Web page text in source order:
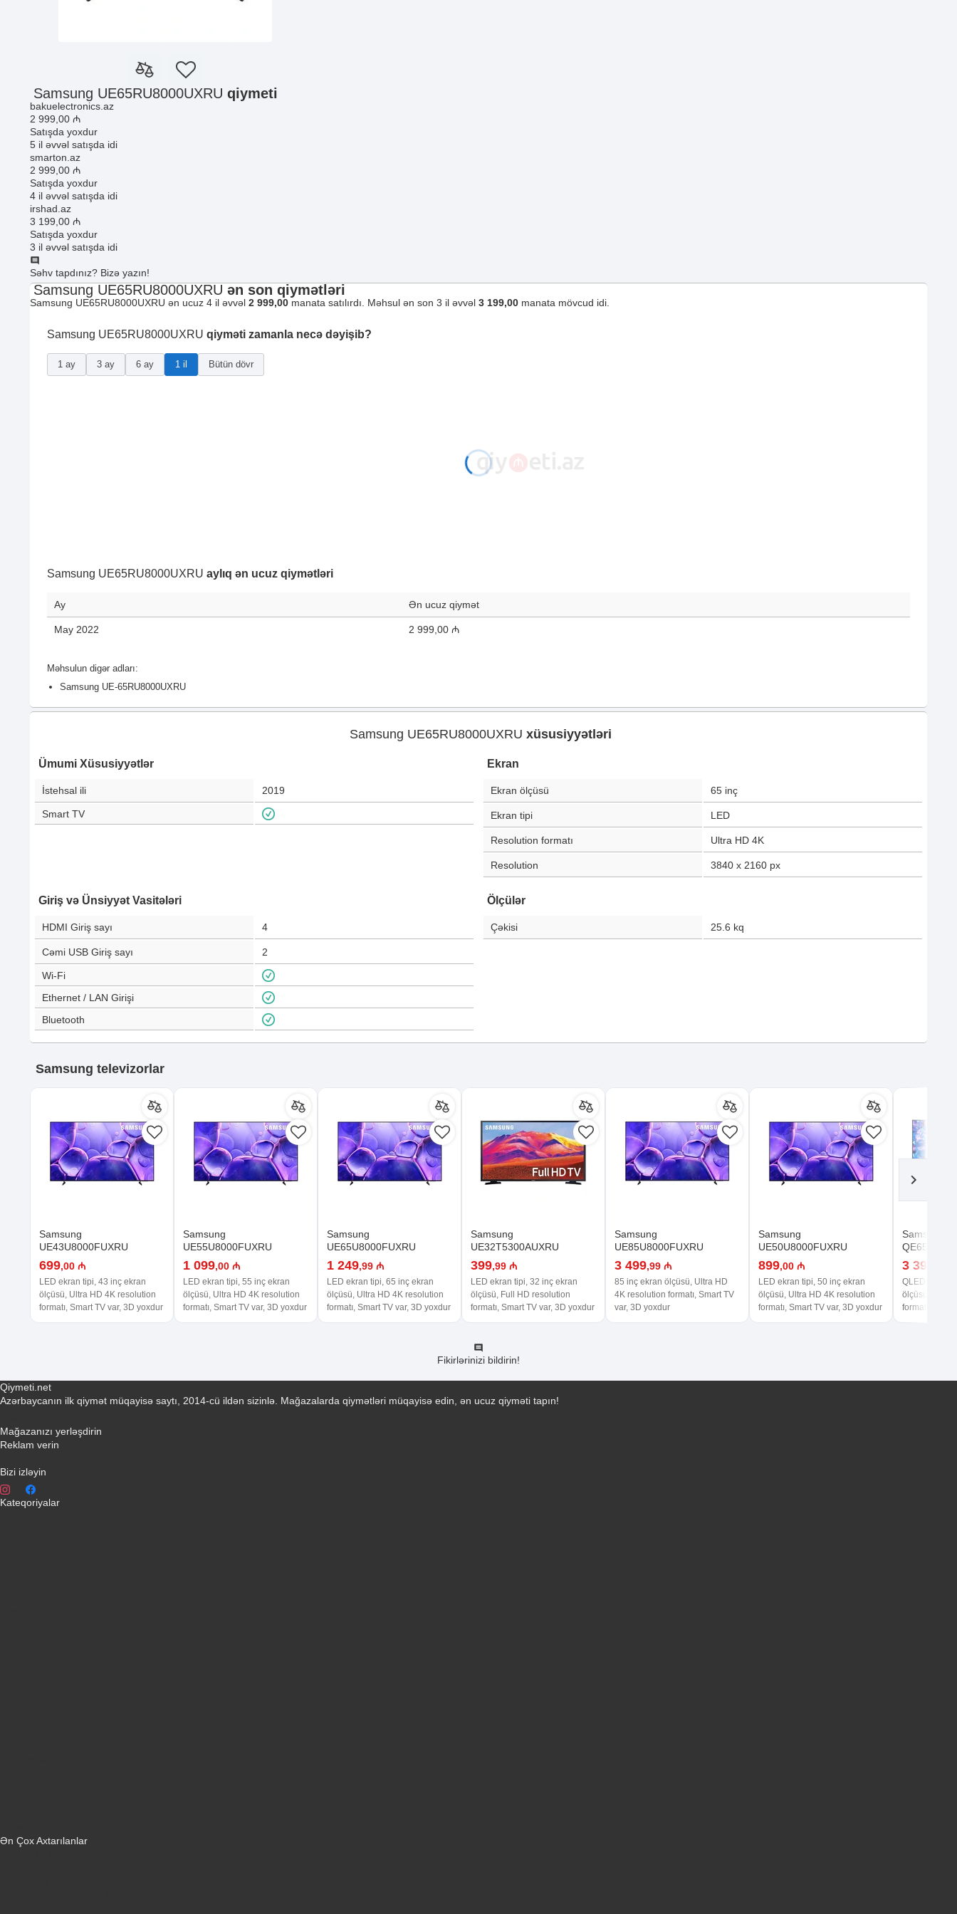
Samsung UE65RU8000UXRU qiymeti
bakuelectronics.az
2 999 ,00 ₼
Satışda yoxdur
5 il əvvəl satışda idi
smarton.az
2 999 ,00 ₼
Satışda yoxdur
4 il əvvəl satışda idi
irshad.az
3 199 ,00 ₼
Satışda yoxdur
3 il əvvəl satışda idi
Səhv tapdınız? Bizə yazın!
Samsung UE65RU8000UXRU ən son qiymətləri
Samsung UE65RU8000UXRU ən ucuz 4 il əvvəl 2 999,00 manata satılırdı. Məhsul ən son 3 il əvvəl 3 199,00 manata mövcud idi.
Samsung UE65RU8000UXRU qiyməti zamanla necə dəyişib?
1 ay 3 ay 6 ay 1 il Bütün dövr
Samsung UE65RU8000UXRU aylıq ən ucuz qiymətləri
Ay Ən ucuz qiymət
May 2022 2 999,00 ₼
Məhsulun digər adları:
Samsung UE-65RU8000UXRU
Samsung UE65RU8000UXRU xüsusiyyətləri
Ümumi Xüsusiyyətlər
İstehsal ili 2019
Smart TV
Ekran
Ekran ölçüsü 65 inç
Ekran tipi LED
Resolution formatı Ultra HD 4K
Resolution 3840 x 2160 px
Giriş və Ünsiyyət Vasitələri
HDMI Giriş sayı 4
Cəmi USB Giriş sayı 2
Wi-Fi
Ethernet / LAN Girişi
Bluetooth
Ölçülər
Çəkisi 25.6 kq
Samsung televizorlar
Samsung
UE43U8000FUXRU
699,00 ₼
LED ekran tipi, 43 inç ekran
ölçüsü, Ultra HD 4K resolution
formatı, Smart TV var, 3D yoxdur
Samsung
UE55U8000FUXRU
1 099,00 ₼
LED ekran tipi, 55 inç ekran
ölçüsü, Ultra HD 4K resolution
formatı, Smart TV var, 3D yoxdur
Samsung
UE65U8000FUXRU
1 249,99 ₼
LED ekran tipi, 65 inç ekran
ölçüsü, Ultra HD 4K resolution
formatı, Smart TV var, 3D yoxdur
Samsung
UE32T5300AUXRU
399,99 ₼
LED ekran tipi, 32 inç ekran
ölçüsü, Full HD resolution
formatı, Smart TV var, 3D yoxdur
Samsung
UE85U8000FUXRU
3 499,99 ₼
85 inç ekran ölçüsü, Ultra HD
4K resolution formatı, Smart TV
var, 3D yoxdur
Samsung
UE50U8000FUXRU
899,00 ₼
LED ekran tipi, 50 inç ekran
ölçüsü, Ultra HD 4K resolution
formatı, Smart TV var, 3D yoxdur
Samsung
3 399
QLED ekran
ölçüsü, Ultra
formatı,
Fikirlərinizi bildirin!
Qiymeti.net
Azərbaycanın ilk qiymət müqayisə saytı, 2014-cü ildən sizinlə. Mağazalarda qiymətləri müqayisə edin, ən ucuz qiyməti tapın!
Mağazanızı yerləşdirin
Reklam verin
Bizi izləyin
Kateqoriyalar
Ən Çox Axtarılanlar